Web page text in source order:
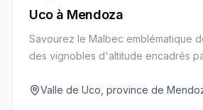
Uco à Mendoza
Savourez le Malbec emblématique
des vignobles d'altitude encadrés
Valle de Uco, province de